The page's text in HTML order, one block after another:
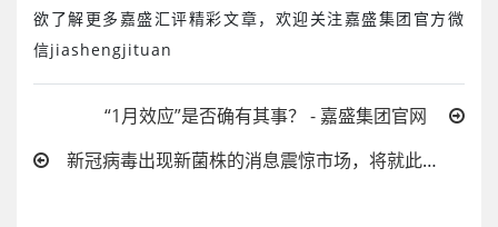
欲了解更多嘉盛汇评精彩文章，欢迎关注嘉盛集团官方微
信jiashengjituan
“1月效应”是否确有其事？ - 嘉盛集团官网
新冠病毒出现新菌株的消息震惊市场，将就此终结牛市之路吗？ - 嘉盛集团官网